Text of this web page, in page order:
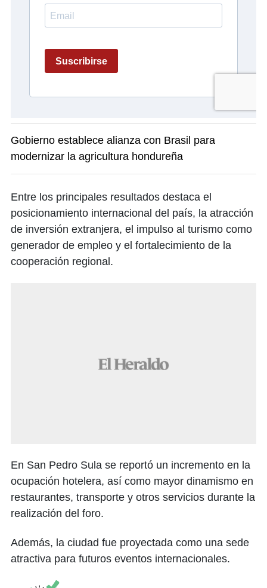
Gobierno establece alianza con Brasil para
modernizar la agricultura hondureña
Entre los principales resultados destaca el
posicionamiento internacional del país, la atracción
de inversión extranjera, el impulso al turismo como
generador de empleo y el fortalecimiento de la
cooperación regional.
En San Pedro Sula se reportó un incremento en la
ocupación hotelera, así como mayor dinamismo en
restaurantes, transporte y otros servicios durante la
realización del foro.
Además, la ciudad fue proyectada como una sede
atractiva para futuros eventos internacionales.